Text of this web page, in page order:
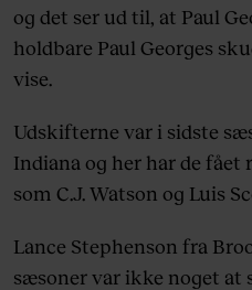
og det ser ud til, at Paul
holdbare Paul Georges
vise.
Udskifterne var i sidste
Indiana og her har de
som C.J. Watson og Luis
Lance Stephenson fra
sæsoner var ikke noget at